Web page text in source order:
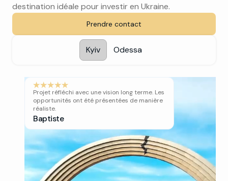
destination idéale pour investir en Ukraine.
Prendre contact
Kyiv Odessa
Projet réfléchi avec une vision long terme. Les
opportunités ont été présentées de manière
réaliste.
Baptiste